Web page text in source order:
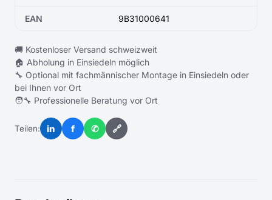
EAN 9B31000641
🚚 Kostenloser Versand schweizweit
🏠 Abholung in Einsiedeln möglich
🔧 Optional mit fachmännischer Montage in Einsiedeln oder
bei Ihnen vor Ort
🧑‍🔧 Professionelle Beratung vor Ort
Teilen: in f ✆ 🔗